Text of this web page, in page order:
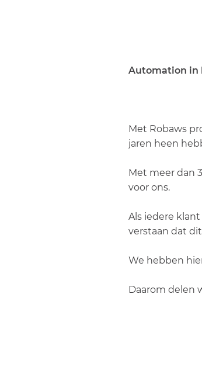
Automation in
Met Robaws
jaren heen
Met meer dan
voor ons.
Als iedere
verstaan dat
We hebben
Daarom delen